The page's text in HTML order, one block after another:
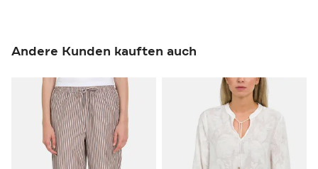
Andere Kunden kauften auch